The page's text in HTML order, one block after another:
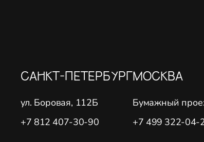
САНКТ-ПЕТЕРБУРГ
ул. Боровая, 112Б
+7 812 407-30-90
МОСКВА
Бумажный
+7 499 322-04-